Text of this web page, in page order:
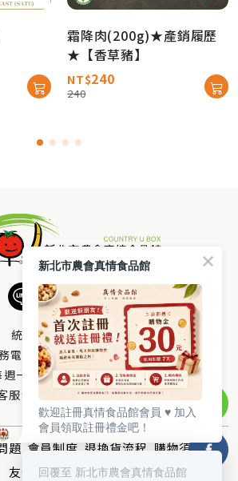
霜降肉(200g)★產銷履歷
★【香草豬】
NT$240
240
統編：33378005
電話：0800-666-980
週一至週五AM 8：10～PM 5：00
服留言 LINE@帳號搜尋：@uboxorg
題 會員制度 退換貨流程 購物須知
友情連結 聯絡我們
新北市農會真情食品館
歡迎註冊真情食品館會員 ♥️ 加入
會員領取註冊禮金吧！
回覆至 新北市農會真情食品館